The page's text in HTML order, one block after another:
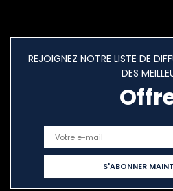
REJOIGNEZ NOTRE LISTE DE
DES